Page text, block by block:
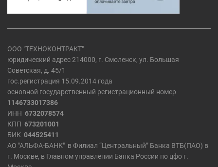
ООО "ТЕХНОКОНТРАКТ"
юридический адрес 214000, г. Смоленск, ул. Большая
Советская, д. 45/1
гос.регистрация 15.09.2014 года
основной государственный регистрационный номер
1146733017386
ИНН 6732078574
КПП 673201001
БИК 044525411
АО "АЛЬФА-БАНК" в Филиал “Центральный” Банка ВТБ(ПАО) в
г. Москве, в Главном управлении Банка России по цфо г.